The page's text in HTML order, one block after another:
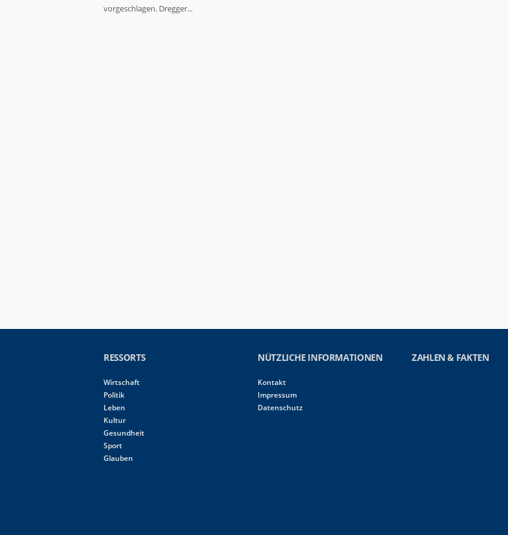
vorgeschlagen. Dregger...
RESSORTS
Wirtschaft
Politik
Leben
Kultur
Gesundheit
Sport
Glauben
NÜTZLICHE INFORMATIONEN
Kontakt
Impressum
Datenschutz
ZAHLEN & FAKTEN